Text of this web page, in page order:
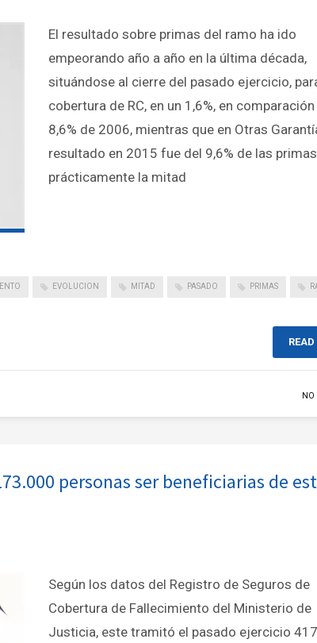
El resultado sobre primas del ramo ha ido
empeorando año a año en la última década,
situándose al cierre del pasado ejercicio,
cobertura de RC, en un 1,6%, en
8,6% de 2006, mientras que en Otras
resultado en 2015 fue del 9,6% de las
prácticamente la mitad
EVOLUCION MITAD PASADO PRIMAS
NO
personas ser beneficiarias de
Según los datos del Registro de Seguros de
Cobertura de Fallecimiento del Ministerio de
Justicia, este tramitó el pasado ejercicio